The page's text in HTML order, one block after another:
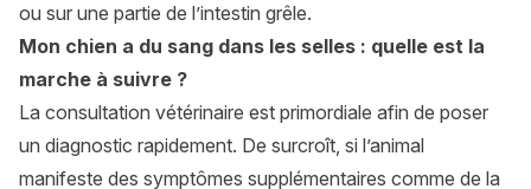
ou sur une partie de l’intestin grêle.
Mon chien a du sang dans les selles : quelle est la
marche à suivre ?
La consultation vétérinaire est primordiale afin de poser
un diagnostic rapidement. De surcroît, si l’animal
manifeste des symptômes supplémentaires comme de la